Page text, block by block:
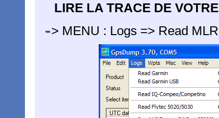
LIRE LA TRACE DE
-> MENU : Logs => Read